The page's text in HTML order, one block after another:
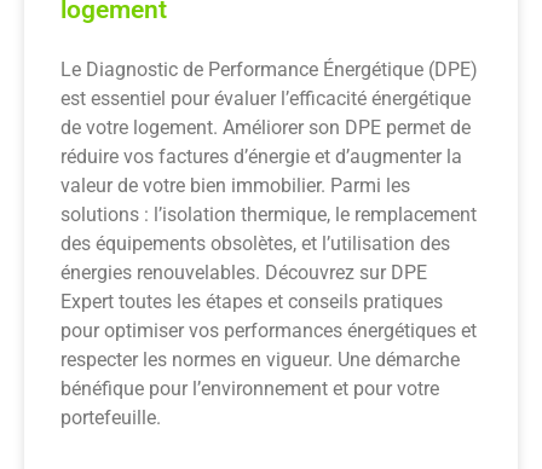
logement
Le Diagnostic de Performance Énergétique (DPE)
est essentiel pour évaluer l’efficacité énergétique
de votre logement. Améliorer son DPE permet de
réduire vos factures d’énergie et d’augmenter la
valeur de votre bien immobilier. Parmi les
solutions : l’isolation thermique, le remplacement
des équipements obsolètes, et l’utilisation des
énergies renouvelables. Découvrez sur DPE
Expert toutes les étapes et conseils pratiques
pour optimiser vos performances énergétiques et
respecter les normes en vigueur. Une démarche
bénéfique pour l’environnement et pour votre
portefeuille.